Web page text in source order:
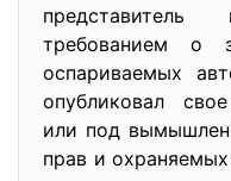
требованием о
оспариваемых
опубликовал
или под
прав и